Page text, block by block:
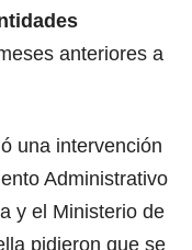
anteriores a
una intervención
Administrativo
y el Ministerio de
pidieron que se